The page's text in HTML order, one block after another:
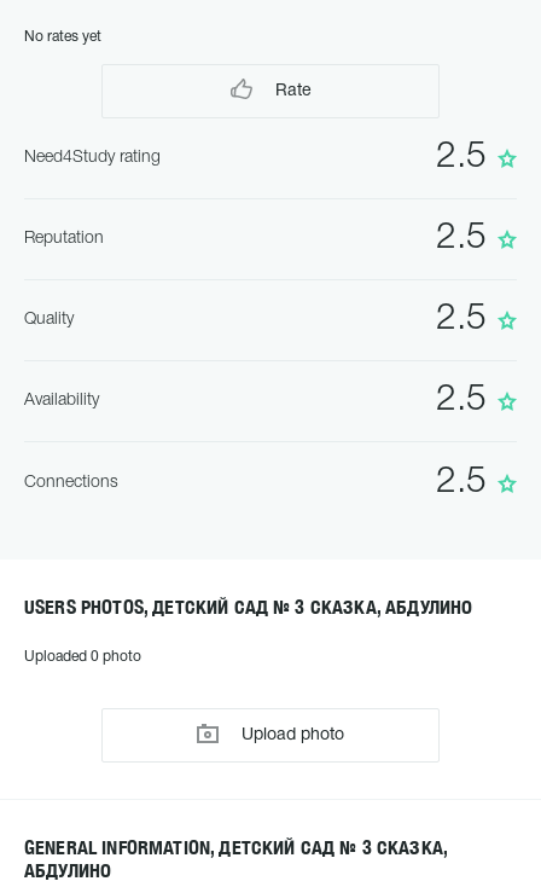
No rates yet
Rate
2.5
Need4Study rating
2.5
Reputation
2.5
Quality
2.5
Availability
2.5
Connections
USERS PHOTOS, ДЕТСКИЙ САД № 3 СКАЗКА, АБДУЛИНО
Uploaded 0 photo
Upload photo
GENERAL INFORMATION, ДЕТСКИЙ САД № 3 СКАЗКА,
АБДУЛИНО